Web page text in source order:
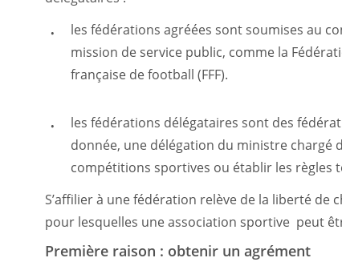
les fédérations agréées sont soumises au
mission de service public, comme la
française de football (FFF).
les fédérations délégataires sont des
donnée, une délégation du ministre chargé
compétitions sportives ou établir les règles
S’affilier à une fédération relève de la liberté
pour lesquelles une association sportive peut
Première raison : obtenir un agrément